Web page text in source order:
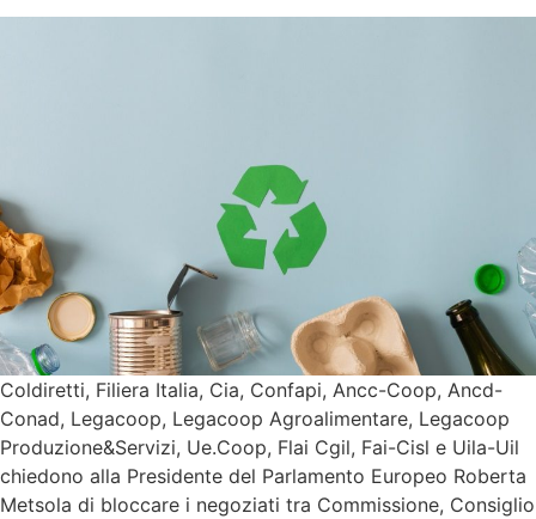
Coldiretti, Filiera Italia, Cia, Confapi, Ancc-Coop, Ancd-
Conad, Legacoop, Legacoop Agroalimentare, Legacoop
Produzione&Servizi, Ue.Coop, Flai Cgil, Fai-Cisl e Uila-Uil
chiedono alla Presidente del Parlamento Europeo Roberta
Metsola di bloccare i negoziati tra Commissione, Consiglio